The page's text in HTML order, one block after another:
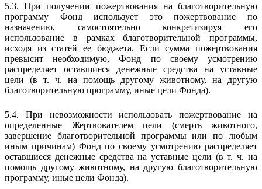
5.3. При получении пожертвования на благотворительную
программу Фонд использует это пожертвование по
назначению, самостоятельно конкретизируя его
использование в рамках благотворительной программы,
исходя из статей ее бюджета. Если сумма пожертвования
превысит необходимую, Фонд по своему усмотрению
распределяет оставшиеся денежные средства на уставные
цели (в т. ч. на помощь другому животному, на другую
благотворительную программу, иные цели Фонда).
5.4. При невозможности использовать пожертвование на
определенные Жертвователем цели (смерть животного,
завершение благотворительной программы или по любым
иным причинам) Фонд по своему усмотрению распределяет
оставшиеся денежные средства на уставные цели (в т. ч. на
помощь другому животному, на другую благотворительную
программу, иные цели Фонда).